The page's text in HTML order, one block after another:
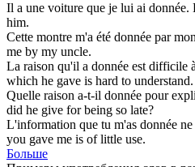
Il a une voiture que je lui ai donnée.
him.
Cette montre m'a été donnée par
me by my uncle.
La raison qu'il a donnée est difficile
which he gave is hard to understand.
Quelle raison a-t-il donnée pour
did he give for being so late?
L'information que tu m'as donnée
you gave me is of little use.
Больше